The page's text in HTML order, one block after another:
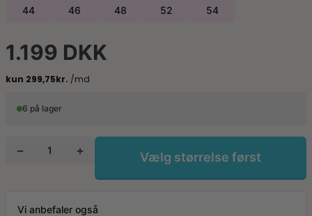
44
46 48 52 54
1.199 DKK
6 på lager
− + Vælg størrelse først
Vi anbefaler også